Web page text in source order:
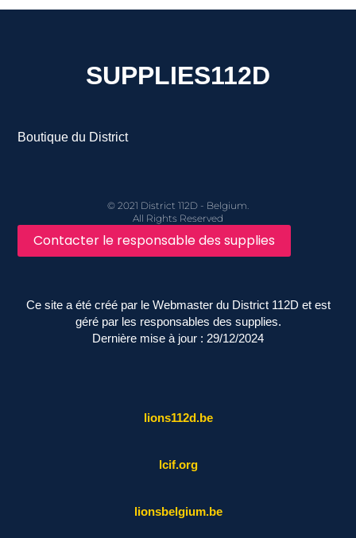
SUPPLIES112D
Boutique du District
© 2021 District 112D - Belgium.
All Rights Reserved
Contacter le responsable des supplies
Ce site a été créé par le Webmaster du District 112D et est
géré par les responsables des supplies.
Dernière mise à jour : 29/12/2024
lions112d.be
lcif.org
lionsbelgium.be